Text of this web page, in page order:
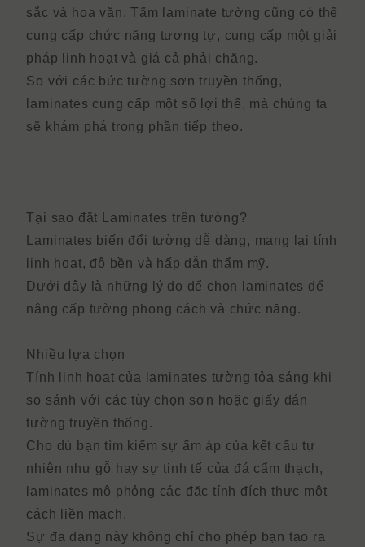
sắc và hoa văn.Tấm laminate tường cũng có thể
cung cấp chức năng tương tự, cung cấp một giải
pháp linh hoạt và giá cả phải chăng.
So với các bức tường sơn truyền thống,
laminates cung cấp một số lợi thế, mà chúng ta
sẽ khám phá trong phần tiếp theo.
Tại sao đặt Laminates trên tường?
Laminates biến đổi tường dễ dàng, mang lại tính
linh hoạt, độ bền và hấp dẫn thẩm mỹ.
Dưới đây là những lý do để chọn laminates để
nâng cấp tường phong cách và chức năng.
Nhiều lựa chọn
Tính linh hoạt của laminates tường tỏa sáng khi
so sánh với các tùy chọn sơn hoặc giấy dán
tường truyền thống.
Cho dù bạn tìm kiếm sự ấm áp của kết cấu tự
nhiên như gỗ hay sự tinh tế của đá cẩm thạch,
laminates mô phỏng các đặc tính đích thực một
cách liền mạch.
Sự đa dạng này không chỉ cho phép bạn tạo ra